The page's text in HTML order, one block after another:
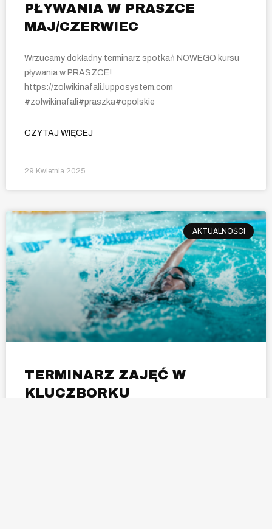
PŁYWANIA W PRASZCE
MAJ/CZERWIEC
Wrzucamy dokładny terminarz spotkań NOWEGO kursu
pływania w PRASZCE!
https://zolwikinafali.lupposystem.com
#zolwikinafali#praszka#opolskie
CZYTAJ WIĘCEJ
29 Kwietnia 2025
AKTUALNOŚCI
TERMINARZ ZAJĘĆ W
KLUCZBORKU